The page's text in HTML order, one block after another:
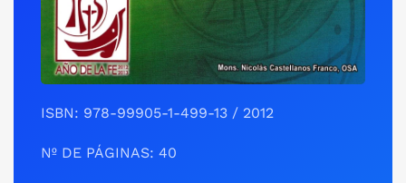
ISBN: 978-99905-1-499-13 / 2012
Nº DE PÁGINAS: 40